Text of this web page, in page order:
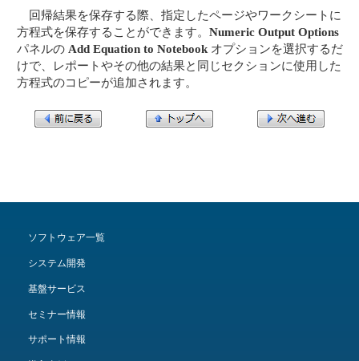
回帰結果を保存する際、指定したページやワークシートに
方程式を保存することができます。Numeric Output Options
パネルの Add Equation to Notebook オプションを選択するだ
けで、レポートやその他の結果と同じセクションに使用した
方程式のコピーが追加されます。
ソフトウェア一覧
システム開発
基盤サービス
セミナー情報
サポート情報